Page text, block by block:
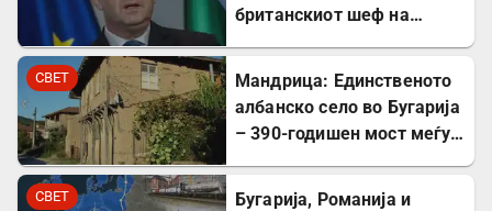
британскиот шеф на
СВЕТ
Мандрица: Единственото
албанско село во Бугарија
– 390-годишен мост меѓу
СВЕТ
Бугарија, Романија и